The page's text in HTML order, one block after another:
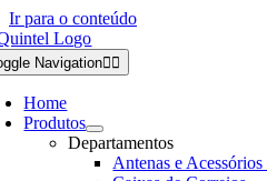
Ir para o conteúdo
Navigation
Home
Produtos
Departamentos
Antenas e